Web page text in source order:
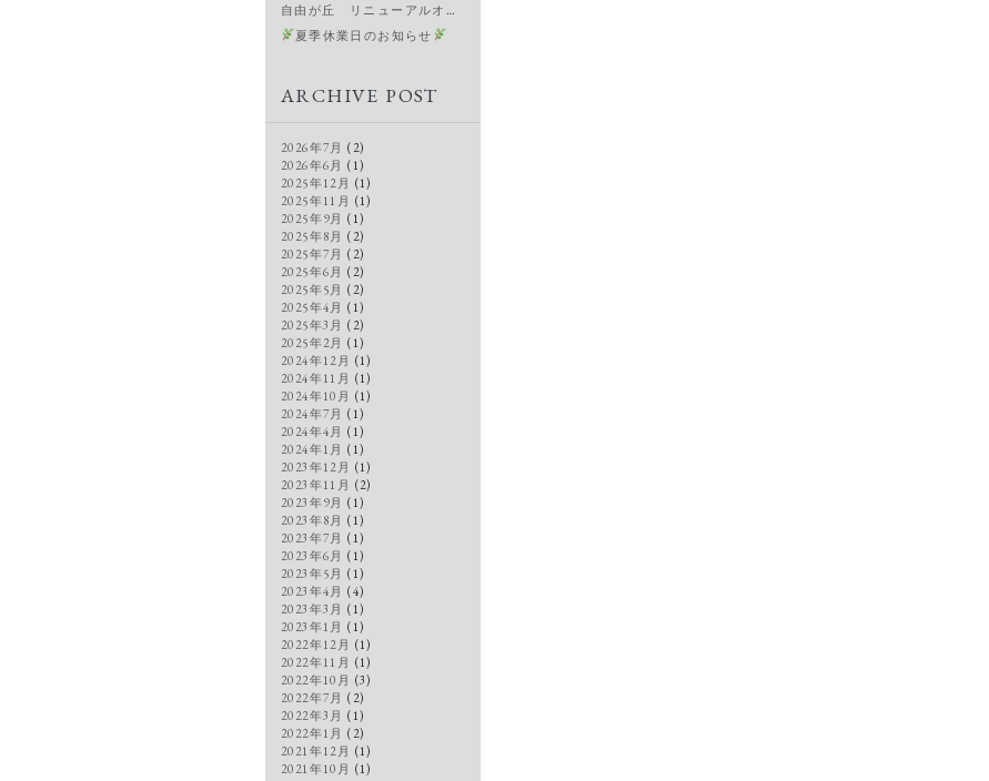
自由が丘 リニューアルオープン
夏季休業日のお知らせ
ARCHIVE POST
2026年7月 (2)
2026年6月 (1)
2025年12月 (1)
2025年11月 (1)
2025年9月 (1)
2025年8月 (2)
2025年7月 (2)
2025年6月 (2)
2025年5月 (2)
2025年4月 (1)
2025年3月 (2)
2025年2月 (1)
2024年12月 (1)
2024年11月 (1)
2024年10月 (1)
2024年7月 (1)
2024年4月 (1)
2024年1月 (1)
2023年12月 (1)
2023年11月 (2)
2023年9月 (1)
2023年8月 (1)
2023年7月 (1)
2023年6月 (1)
2023年5月 (1)
2023年4月 (4)
2023年3月 (1)
2023年1月 (1)
2022年12月 (1)
2022年11月 (1)
2022年10月 (3)
2022年7月 (2)
2022年3月 (1)
2022年1月 (2)
2021年12月 (1)
2021年10月 (1)